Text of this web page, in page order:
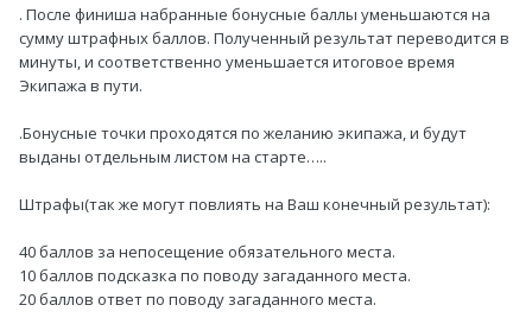
. После финиша набранные бонусные баллы уменьшаются на
сумму штрафных баллов. Полученный результат переводится в
минуты, и соответственно уменьшается итоговое время
Экипажа в пути.
.Бонусные точки проходятся по желанию экипажа, и будут
выданы отдельным листом на старте…..
Штрафы(так же могут повлиять на Ваш конечный результат):
40 баллов за непосещение обязательного места.
10 баллов подсказка по поводу загаданного места.
20 баллов ответ по поводу загаданного места.